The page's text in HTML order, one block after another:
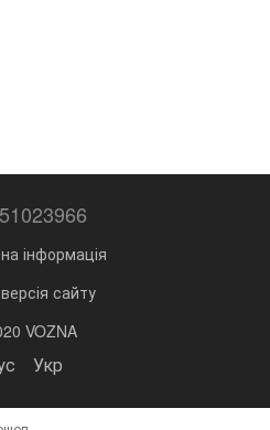
інформація
сайту
VOZNA
Укр